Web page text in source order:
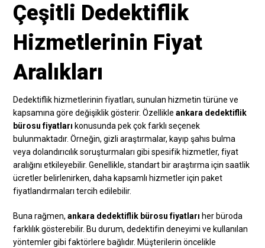
Çeşitli Dedektiflik
Hizmetlerinin Fiyat
Aralıkları
Dedektiflik hizmetlerinin fiyatları, sunulan hizmetin türüne ve
kapsamına göre değişiklik gösterir. Özellikleankara dedektiflik
bürosu fiyatları konusunda pek çok farklı seçenek
bulunmaktadır. Örneğin, gizli araştırmalar, kayıp şahıs bulma
veya dolandırıcılık soruşturmaları gibi spesifik hizmetler, fiyat
aralığını etkileyebilir. Genellikle, standart bir araştırma için saatlik
ücretler belirlenirken, daha kapsamlı hizmetler için paket
fiyatlandırmaları tercih edilebilir.
Buna rağmen,ankara dedektiflik bürosu fiyatları her büroda
farklılık gösterebilir. Bu durum, dedektifin deneyimi ve kullanılan
yöntemler gibi faktörlere bağlıdır. Müşterilerin öncelikle